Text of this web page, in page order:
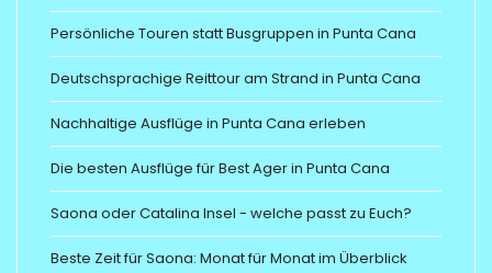
Persönliche Touren statt Busgruppen in Punta Cana
Deutschsprachige Reittour am Strand in Punta Cana
Nachhaltige Ausflüge in Punta Cana erleben
Die besten Ausflüge für Best Ager in Punta Cana
Saona oder Catalina Insel - welche passt zu Euch?
Beste Zeit für Saona: Monat für Monat im Überblick